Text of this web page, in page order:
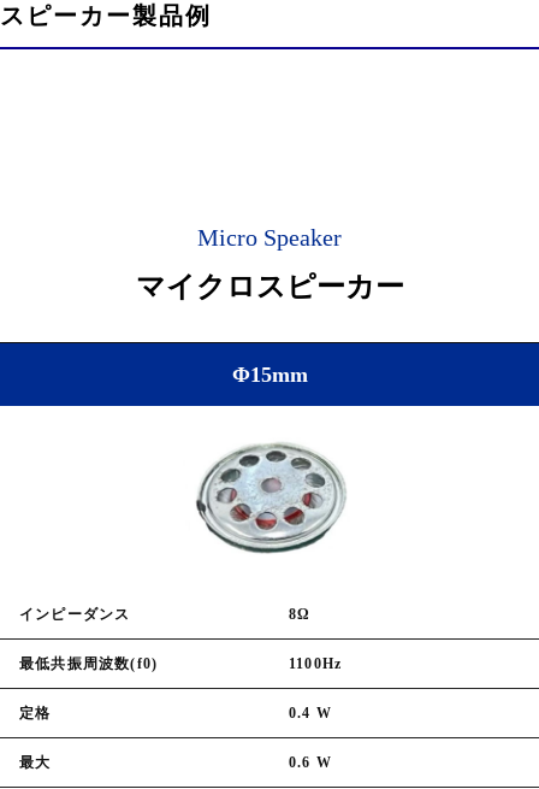
スピーカー製品例
Micro Speaker
マイクロスピーカー
Φ15mm
インピーダンス 8Ω
最低共振周波数(f0) 1100Hz
定格 0.4 W
最大 0.6 W